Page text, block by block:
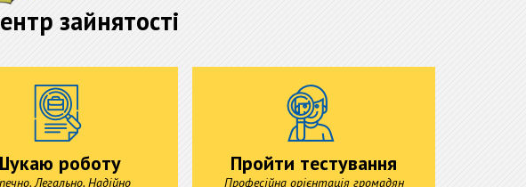
зайнятості
роботу
Легально. Надійно
Пройти тестування
Професійна орієнтація громадян